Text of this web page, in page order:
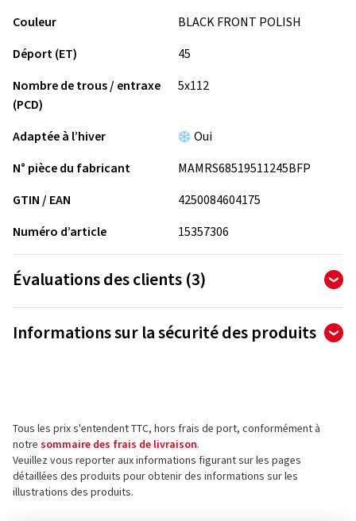
Couleur
BLACK FRONT POLISH
Déport (ET)
45
Nombre de trous / entraxe
(PCD)
5x112
Adaptée à l’hiver
Oui
N° pièce du fabricant
MAMRS68519511245BFP
GTIN / EAN
4250084604175
Numéro d’article
15357306
Évaluations des clients (3)
5,00 / 5 Étoiles
sur un total de 3 évaluations
5 étoiles (3)
4 étoiles
3 étoiles
2 étoiles
Informations sur la sécurité des produits
13509 Berlin
Allemagne
Contact pour la sécurité des produits (pas pour
Tous les prix s'entendent TTC, hors frais de port, conformément à
notre sommaire des frais de livraison.
Veuillez vous reporter aux informations figurant sur les pages
détaillées des produits pour obtenir des informations sur les
illustrations des produits.